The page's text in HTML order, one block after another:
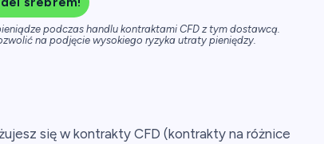
podczas handlu kontraktami CFD z tym dostawcą.
na podjęcie wysokiego ryzyka utraty pieniędzy.
się w kontrakty CFD (kontrakty na różnice